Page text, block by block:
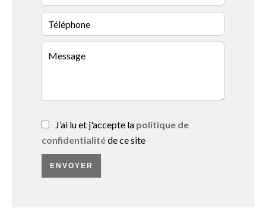
J’ai lu et j'accepte la politique de
confidentialitéde ce site
ENVOYER